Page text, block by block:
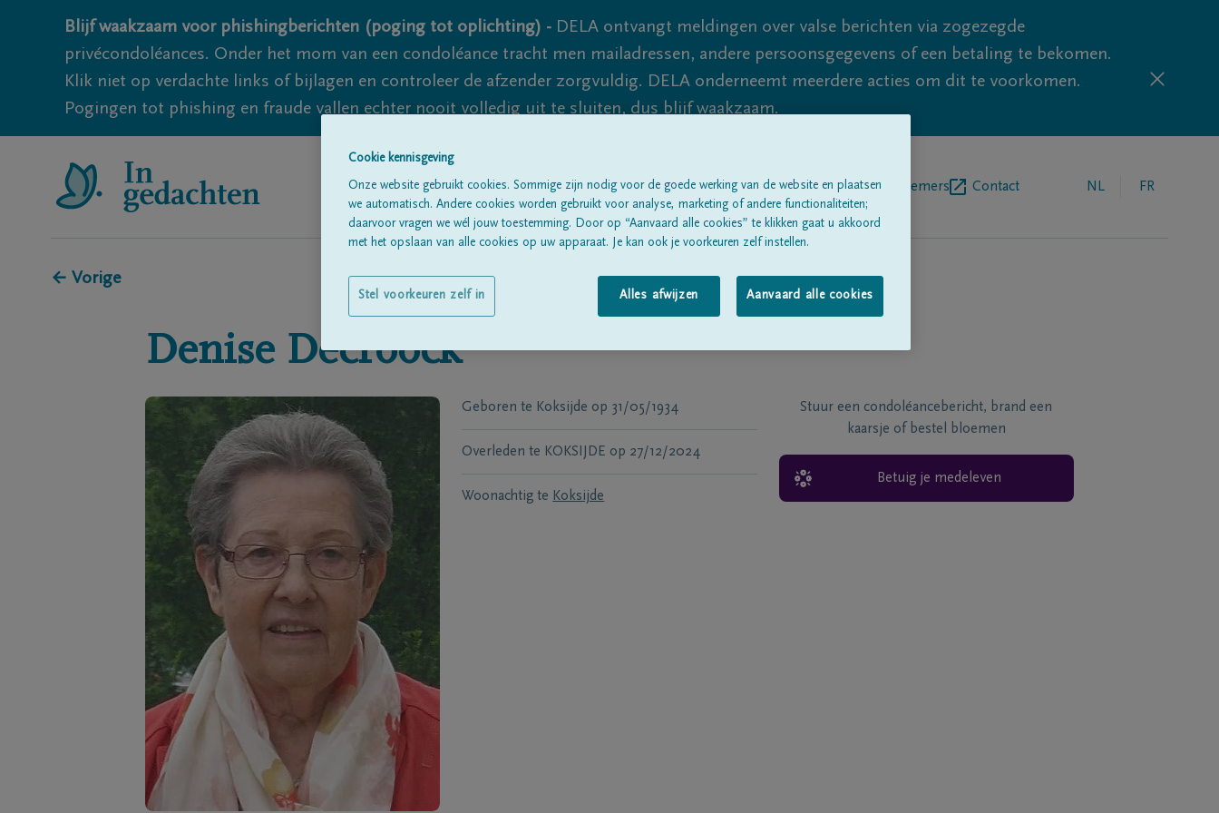
Blijf waakzaam voor phishingberichten (poging tot oplichting) - DELA ontvangt meldingen over valse berichten via zogezegde
privécondoléances. Onder het mom van een condoléance tracht men mailadressen, andere persoonsgegevens of een betaling te bekomen.
Klik niet op verdachte links of bijlagen en controleer de afzender zorgvuldig. DELA onderneemt meerdere acties om dit te voorkomen.
Pogingen tot phishing en fraude vallen echter nooit volledig uit te sluiten, dus blijf waakzaam.
Alle rouwberichtenOver onsBegrafenisondernemers Contact NL FR
← Vorige
Denise Decroock
Geboren te Koksijde op 31/05/1934
Overleden te KOKSIJDE op 27/12/2024
Woonachtig te Koksijde
Stuur een condoléancebericht, brand een
kaarsje of bestel bloemen
Betuig je medeleven
Cookie kennisgeving
Onze website gebruikt cookies. Sommige zijn nodig voor de goede werking van de website en plaatsen
we automatisch. Andere cookies worden gebruikt voor analyse, marketing of andere functionaliteiten;
daarvoor vragen we wél jouw toestemming. Door op “Aanvaard alle cookies” te klikken gaat u akkoord
met het opslaan van alle cookies op uw apparaat. Je kan ook je voorkeuren zelf instellen.
Alles afwijzen Aanvaard alle cookies
Stel voorkeuren zelf in